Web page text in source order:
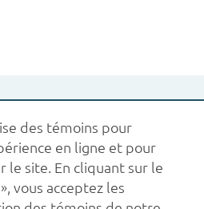
À propos de nous
des témoins pour
en ligne et pour
le site. En cliquant sur le
vous acceptez les